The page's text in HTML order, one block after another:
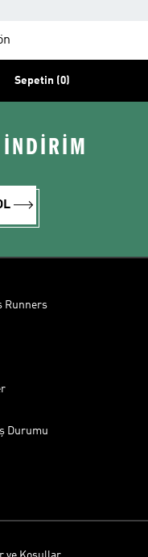
Sepetin (0)
İNDİRİM
Runners
Durumu